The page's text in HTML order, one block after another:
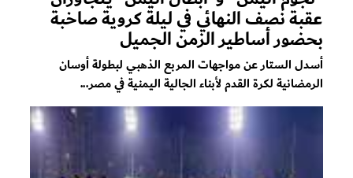
عقبة نصف النهائي في ليلة كروية صاخبة
بحضور أساطير الزمن الجميل
أسدل الستار عن مواجهات المربع الذهبي لبطولة أوسان
الرمضانية لكرة القدم لأبناء الجالية اليمنية في مصر...